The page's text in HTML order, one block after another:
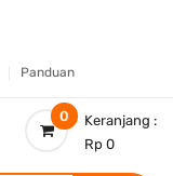
Panduan
0
Keranjang :
Rp 0